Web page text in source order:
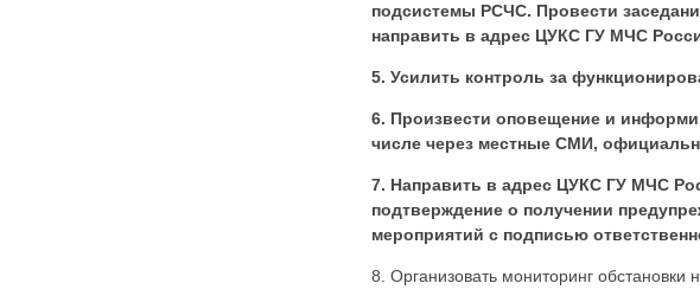
подсистемы РСЧС. Провести
направить в адрес ЦУКС ГУ МЧС
5. Усилить контроль за
6. Произвести оповещение и
числе через местные СМИ,
7. Направить в адрес ЦУКС ГУ МЧС
подтверждение о получении
мероприятий с подписью
8. Организовать мониторинг обстановки